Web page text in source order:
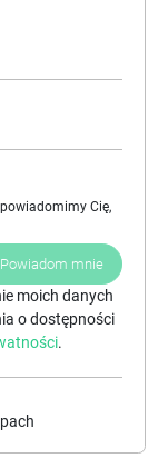
Cię,
Powiadom mnie
moich danych
o dostępności
.